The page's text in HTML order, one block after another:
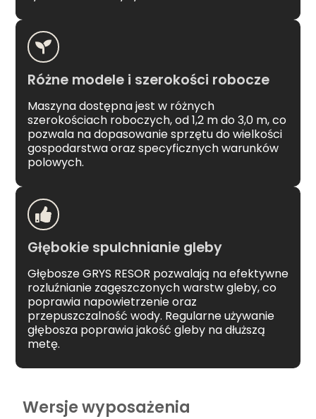
Wersje wyposażenia
Różne modele i szerokości robocze
Maszyna dostępna jest w różnych
szerokościach roboczych, od 1,2 m do 3,0 m, co
pozwala na dopasowanie sprzętu do wielkości
gospodarstwa oraz specyficznych warunków
polowych.
Głębokie spulchnianie gleby
Głębosze GRYS RESOR pozwalają na efektywne
rozluźnianie zagęszczonych warstw gleby, co
poprawia napowietrzenie oraz
przepuszczalność wody. Regularne używanie
głębosza poprawia jakość gleby na dłuższą
metę.